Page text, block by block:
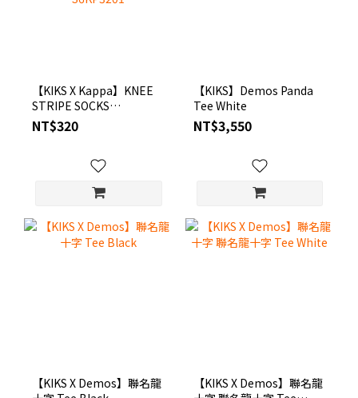
【KIKS X Kappa】KNEE
STRIPE SOCKS
FEATHRING A
EMBROIDERY LOGO 刺繡
NT$320
【KIKS】Demos Panda
Tee White
NT$3,550
【KIKS X Demos】聯名龍
【KIKS X Demos】聯名龍